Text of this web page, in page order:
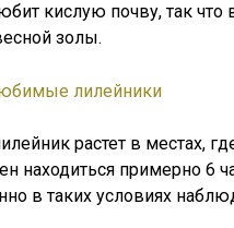
кислую почву, так
золы.
растет в местах,
находиться примерно 6
в таких условиях